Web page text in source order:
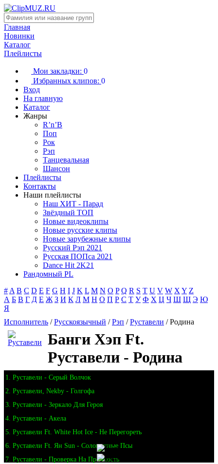
Главная
Новинки
Каталог
Плейлисты
Мои закладки: 0
Избранных клипов: 0
Вход
На главную
Каталог
Жанры
R’n’B
Поп
Рок
Рэп
Танцевальная
Шансон
Плейлисты
Контакты
Наши плейлисты
Наш ХИТ - Парад
Звёздный ТОП
Новые видеоклипы
Новые русские клипы
Новые зарубежные клипы
Русский Рэп 2021
Русская ПОПса 2021
Dance Hit 2K21
Рандомный PL
# A B C D E F G H I J K L M N O P Q R S T U V W X Y Z
А Б В Г Д Е Ж З И К Л М Н О П Р С Т У Ф Х Ц Ч Ш Щ Э Ю
Я
Исполнитель /Русскоязычный /Рэп /Руставели / Родина
Банги Хэп Ft.
Руставели - Родина
1. Руставели - Серый Волчок
2. Руставели, Nekby - Голгофа
3. Руставели - Зеркало Для Героя
4. Руставели - Акела
5. Руставели Ft. White Hot Ice - Не Перегореть
6. Руставели Ft. Ян Sun - Соломенные Псы
7. Руставели - Проверка На Прочность